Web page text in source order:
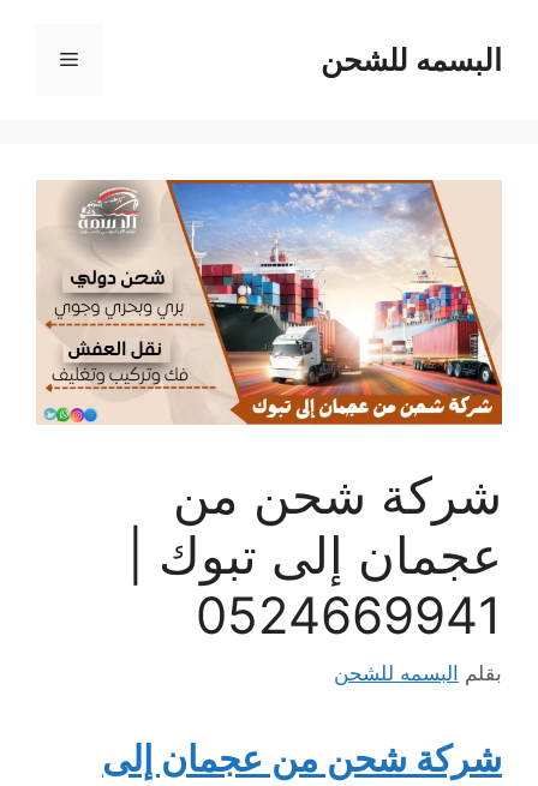
المحتوىالبسمه للشحن القائمة
شركة شحن من
عجمان إلى تبوك |
0524669941
بقلم البسمه للشحن
شركة شحن من عجمان إلى